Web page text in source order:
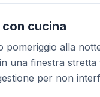
cucina
pomeriggio alla
una finestra
per non